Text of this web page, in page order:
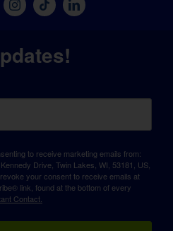
to receive marketing emails from:
Drive, Twin Lakes, WI, 53181, US,
your consent to receive emails at
link, found at the bottom of every
Contact.